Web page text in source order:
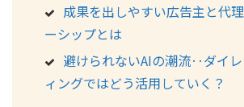
成果を出しやすい広告主と代
ーシップとは
避けられないAIの潮流‥ダイ
ィングではどう活用していく？